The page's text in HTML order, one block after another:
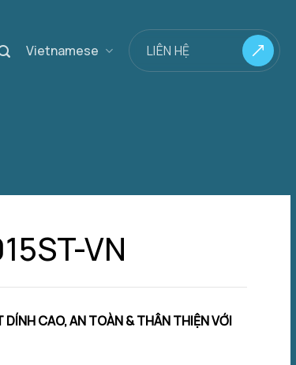
Vietnamese LIÊN HỆ
VN
CAO, AN TOÀN & THÂN THIỆN VỚI